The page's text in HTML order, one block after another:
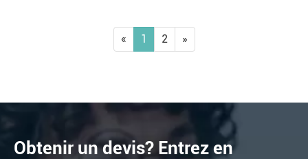
« 1 2 »
Obtenir un devis? Entrez en